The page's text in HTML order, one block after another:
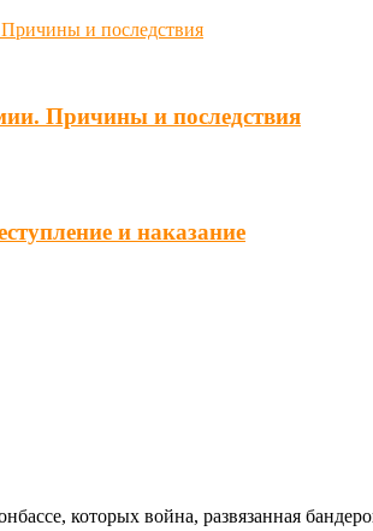
Причины и последствия
и наказание
которых война, развязанная